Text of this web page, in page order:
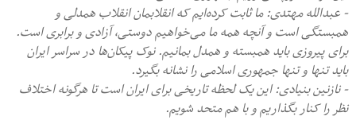
- عبدالله مهتدی: ما ثابت کرده‌ایم که انقلابمان انقلاب همدلی و
همبستگی است و آنچه همه ما می‌خواهیم دوستی، آزادی و برابری است.
برای پیروزی باید همبسته و همدل بمانیم. نوک پیکان‌ها در سراسر ایران
باید تنها و تنها جمهوری اسلامی را نشانه بگیرد.
- نازنین بنیادی: این یک لحظه تاریخی برای ایران است تا هرگونه اختلاف
نظر را کنار بگذاریم و با هم متحد شویم.